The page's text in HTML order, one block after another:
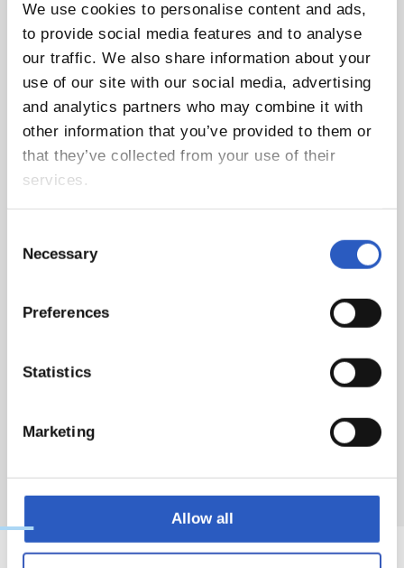
We use cookies to personalise content and ads,
to provide social media features and to analyse
our traffic. We also share information about your
use of our site with our social media, advertising
and analytics partners who may combine it with
other information that you’ve provided to them or
that they’ve collected from your use of their
services.
Selection
Necessary
Preferences
Statistics
Marketing
Allow all
Sebastián (CIMASUB 2018). El jueves empezó esta nueva
edición y durante tres días se han proyectado trabajos de
grandísima calidad dando a conocer diferentes fondos
marinos de todo el mundo mediante la presentación de
varios cortometrajes.